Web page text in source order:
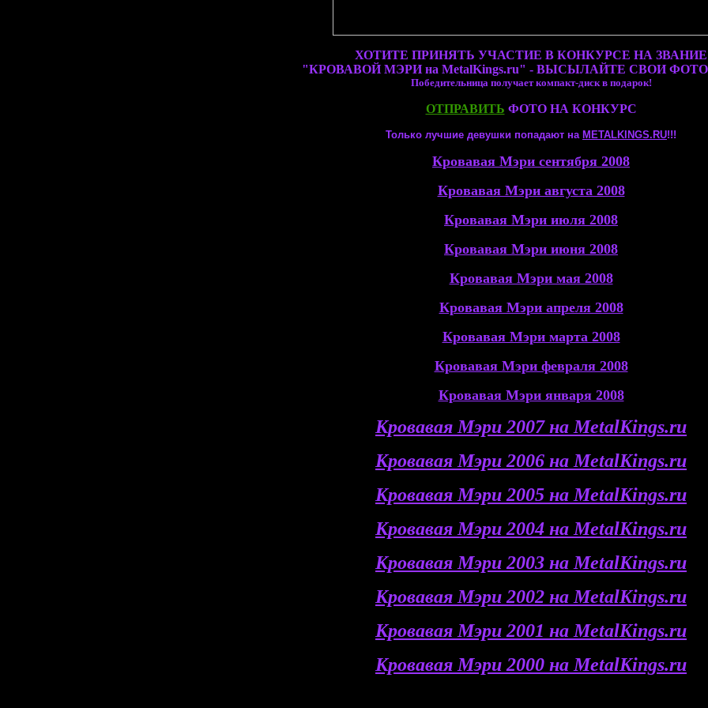
ХОТИТЕ ПРИНЯТЬ УЧАСТИЕ В КОНКУРСЕ НА ЗВАНИЕ
"КРОВАВОЙ МЭРИ на MetalKings.ru" - ВЫСЫЛАЙТЕ СВОИ
Победительница получает компакт-диск в подарок!
ОТПРАВИТЬ ФОТО НА КОНКУРС
Только лучшие девушки попадают на МЕTALKINGS.RU!!!
Кровавая Мэри сентября 2008
Кровавая Мэри августа 2008
Кровавая Мэри июля 2008
Кровавая Мэри июня 2008
Кровавая Мэри мая 2008
Кровавая Мэри апреля 2008
Кровавая Мэри марта 2008
Кровавая Мэри февраля 2008
Кровавая Мэри января 2008
Кровавая Мэри 2007 на MetalKings.ru
Кровавая Мэри 2006 на MetalKings.ru
Кровавая Мэри 2005 на MetalKings.ru
Кровавая Мэри 2004 на MetalKings.ru
Кровавая Мэри 2003 на MetalKings.ru
Кровавая Мэри 2002 на MetalKings.ru
Кровавая Мэри 2001 на MetalKings.ru
Кровавая Мэри 2000 на MetalKings.ru